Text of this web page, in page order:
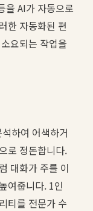
을 AI가 자동으로
한 자동화된 편
요되는 작업을
하여 어색하거
로 정돈합니다.
대화가 주를 이
여줍니다. 1인
티를 전문가 수